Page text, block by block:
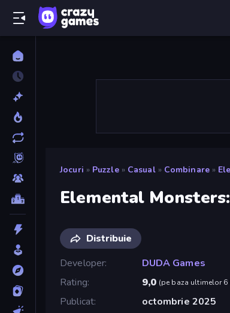
Jocuri » Puzzle » Casual » Combinare »
Elemental
Distribuie
Developer
DUDA Games
Rating
9,0 (pe baza ultimelor 6
Publicat
octombrie 2025